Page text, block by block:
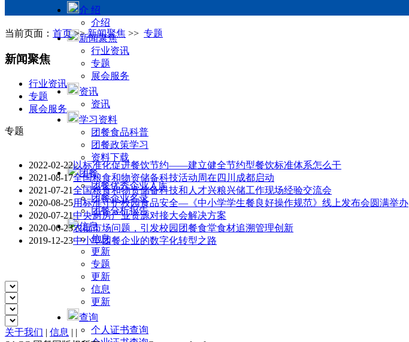
介 绍
介绍
新闻聚焦
行业资讯
专题
展会服务
资讯
资讯
学习资料
团餐食品科普
团餐政策学习
资料下载
团餐
团餐优秀企业入库
团餐企业名录
团餐分析报告
信息
信息
更新
专题
更新
信息
更新
查询
个人证书查询
当前页面： 首页>>新闻聚焦 >> 专题
新闻聚焦
行业资讯
专题
展会服务
专题
2022-02-22以标准化促进餐饮节约——建立健全节约型餐饮标准体系怎么干
2021-08-17全国粮食和物资储备科技活动周在四川成都启动
2021-07-21全国粮食和物资储备科技和人才兴粮兴储工作现场经验交流会
2020-08-25用标准守护校园食品安全—《中小学学生餐良好操作规范》线上发布会圆满举办
2020-07-21中央厨房产业资源对接大会解决方案
2020-06-23农批市场问题，引发校园团餐食堂食材追溯管理创新
2019-12-23中小型团餐企业的数字化转型之路
关于我们 | 信息 | |